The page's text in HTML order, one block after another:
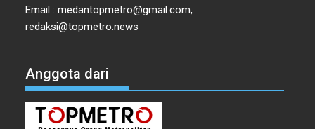
Email : medantopmetro@gmail.com,
redaksi@topmetro.news
Anggota dari